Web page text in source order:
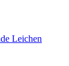
Leichen